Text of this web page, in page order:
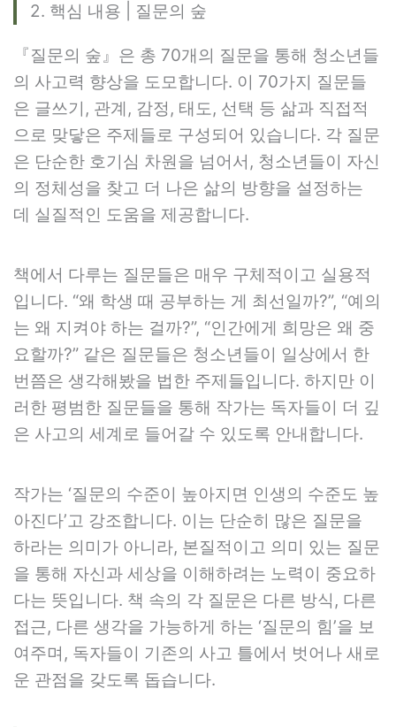
2. 핵심 내용 | 질문의 숲
『질문의 숲』은 총 70개의 질문을 통해 청소년들
의 사고력 향상을 도모합니다. 이 70가지 질문들
은 글쓰기, 관계, 감정, 태도, 선택 등 삶과 직접적
으로 맞닿은 주제들로 구성되어 있습니다. 각 질문
은 단순한 호기심 차원을 넘어서, 청소년들이 자신
의 정체성을 찾고 더 나은 삶의 방향을 설정하는
데 실질적인 도움을 제공합니다.
책에서 다루는 질문들은 매우 구체적이고 실용적
입니다. “왜 학생 때 공부하는 게 최선일까?”, “예의
는 왜 지켜야 하는 걸까?”, “인간에게 희망은 왜 중
요할까?” 같은 질문들은 청소년들이 일상에서 한
번쯤은 생각해봤을 법한 주제들입니다. 하지만 이
러한 평범한 질문들을 통해 작가는 독자들이 더 깊
은 사고의 세계로 들어갈 수 있도록 안내합니다.
작가는 ‘질문의 수준이 높아지면 인생의 수준도 높
아진다’고 강조합니다. 이는 단순히 많은 질문을
하라는 의미가 아니라, 본질적이고 의미 있는 질문
을 통해 자신과 세상을 이해하려는 노력이 중요하
다는 뜻입니다. 책 속의 각 질문은 다른 방식, 다른
접근, 다른 생각을 가능하게 하는 ‘질문의 힘’을 보
여주며, 독자들이 기존의 사고 틀에서 벗어나 새로
운 관점을 갖도록 돕습니다.